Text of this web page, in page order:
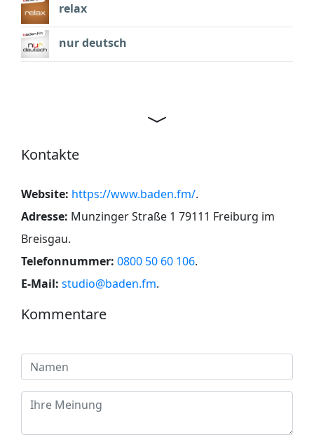
relax
nur deutsch
Kontakte
Website: https://www.baden.fm/.
Adresse: Munzinger Straße 1 79111 Freiburg im
Breisgau.
Telefonnummer: 0800 50 60 106.
E-Mail: studio@baden.fm.
Kommentare